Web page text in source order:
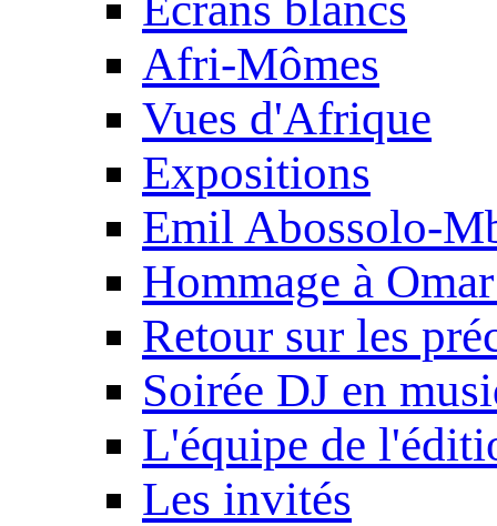
Afri-Mômes
Vues d'Afrique
Expositions
Emil Abossolo-
Hommage à
Retour sur les
Soirée DJ en
L'équipe de
Les invités